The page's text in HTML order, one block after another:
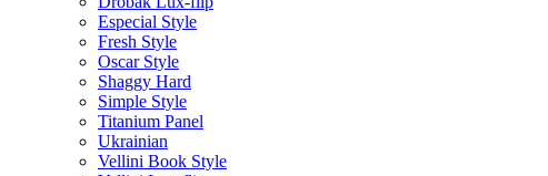
Especial Style
Fresh Style
Oscar Style
Shaggy Hard
Simple Style
Titanium Panel
Ukrainian
Vellini Book Style